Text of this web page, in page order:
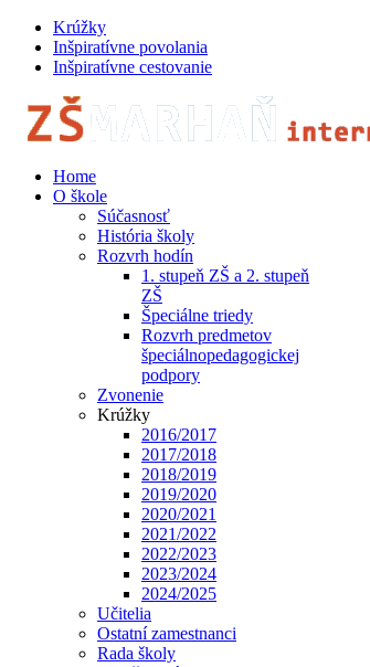
Krúžky
Inšpiratívne povolania
Inšpiratívne cestovanie
Home
O škole
Súčasnosť
História školy
Rozvrh hodín
1. stupeň ZŠ a 2. stupeň
ZŠ
Špeciálne triedy
Rozvrh predmetov
špeciálnopedagogickej
podpory
Zvonenie
Krúžky
2016/2017
2017/2018
2018/2019
2019/2020
2020/2021
2021/2022
2022/2023
2023/2024
2024/2025
Učitelia
Ostatní zamestnanci
Rada školy